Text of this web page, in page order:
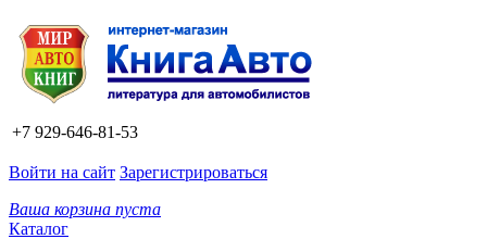
+7 929-646-81-53
Войти на сайт Зарегистрироваться
Ваша корзина пуста
Каталог